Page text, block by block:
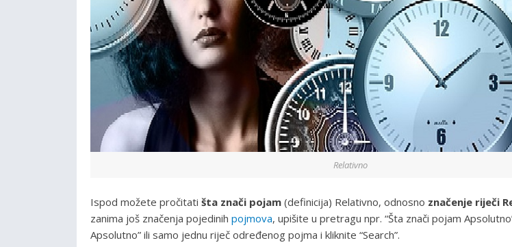
Relativno
Ispod možete pročitati šta znači pojam (definicija) Relativno, odnosno značenje riječi
zanima još značenja pojedinih pojmova, upišite u pretragu npr. “Šta znači pojam
Apsolutno” ili samo jednu riječ određenog pojma i kliknite “Search”.